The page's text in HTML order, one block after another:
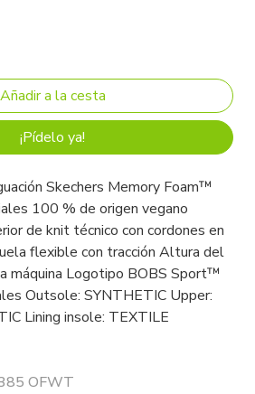
¡Pídelo ya!
Skechers Memory Foam™
100 % de origen vegano
de knit técnico con cordones en
flexible con tracción Altura del
máquina Logotipo BOBS Sport™
Outsole: SYNTHETIC Upper:
Lining insole: TEXTILE
OFWT